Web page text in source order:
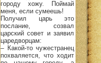
городу хожу. Поймай
меня, если сумеешь!
Получил царь это
послание, созвал
царский совет и заявил
царедворцам:
– Какой-то чужестранец
похваляется, что ходит